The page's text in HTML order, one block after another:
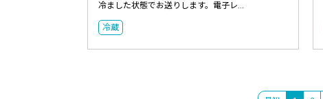
冷ました状態でお送りします。電子レ...
冷蔵